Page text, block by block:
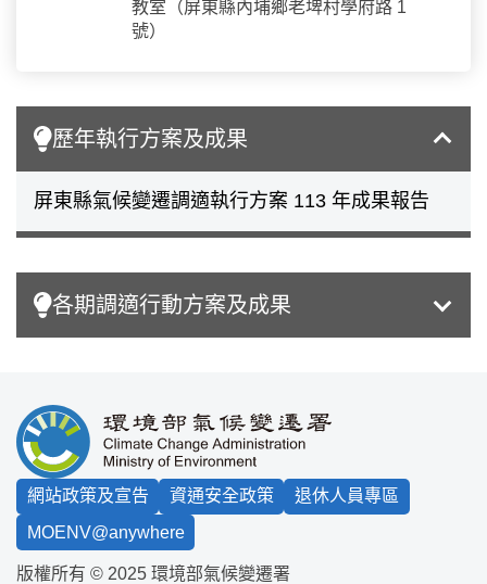
教室（屏東縣內埔鄉老埤村學府路 1
號）
歷年執行方案及成果
屏東縣氣候變遷調適執行方案 113 年成果報告
各期調適行動方案及成果
網站政策及宣告 資通安全政策
退休人員專區
MOENV@anywhere
版權所有 © 2025 環境部氣候變遷署